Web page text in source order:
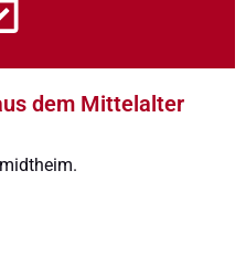
dem Mittelalter